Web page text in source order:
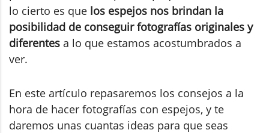
lo cierto es que los espejos nos brindan la
posibilidad de conseguir fotografías originales y
diferentes a lo que estamos acostumbrados a
ver.
En este artículo repasaremos los consejos a la
hora de hacer fotografías con espejos, y te
daremos unas cuantas ideas para que seas